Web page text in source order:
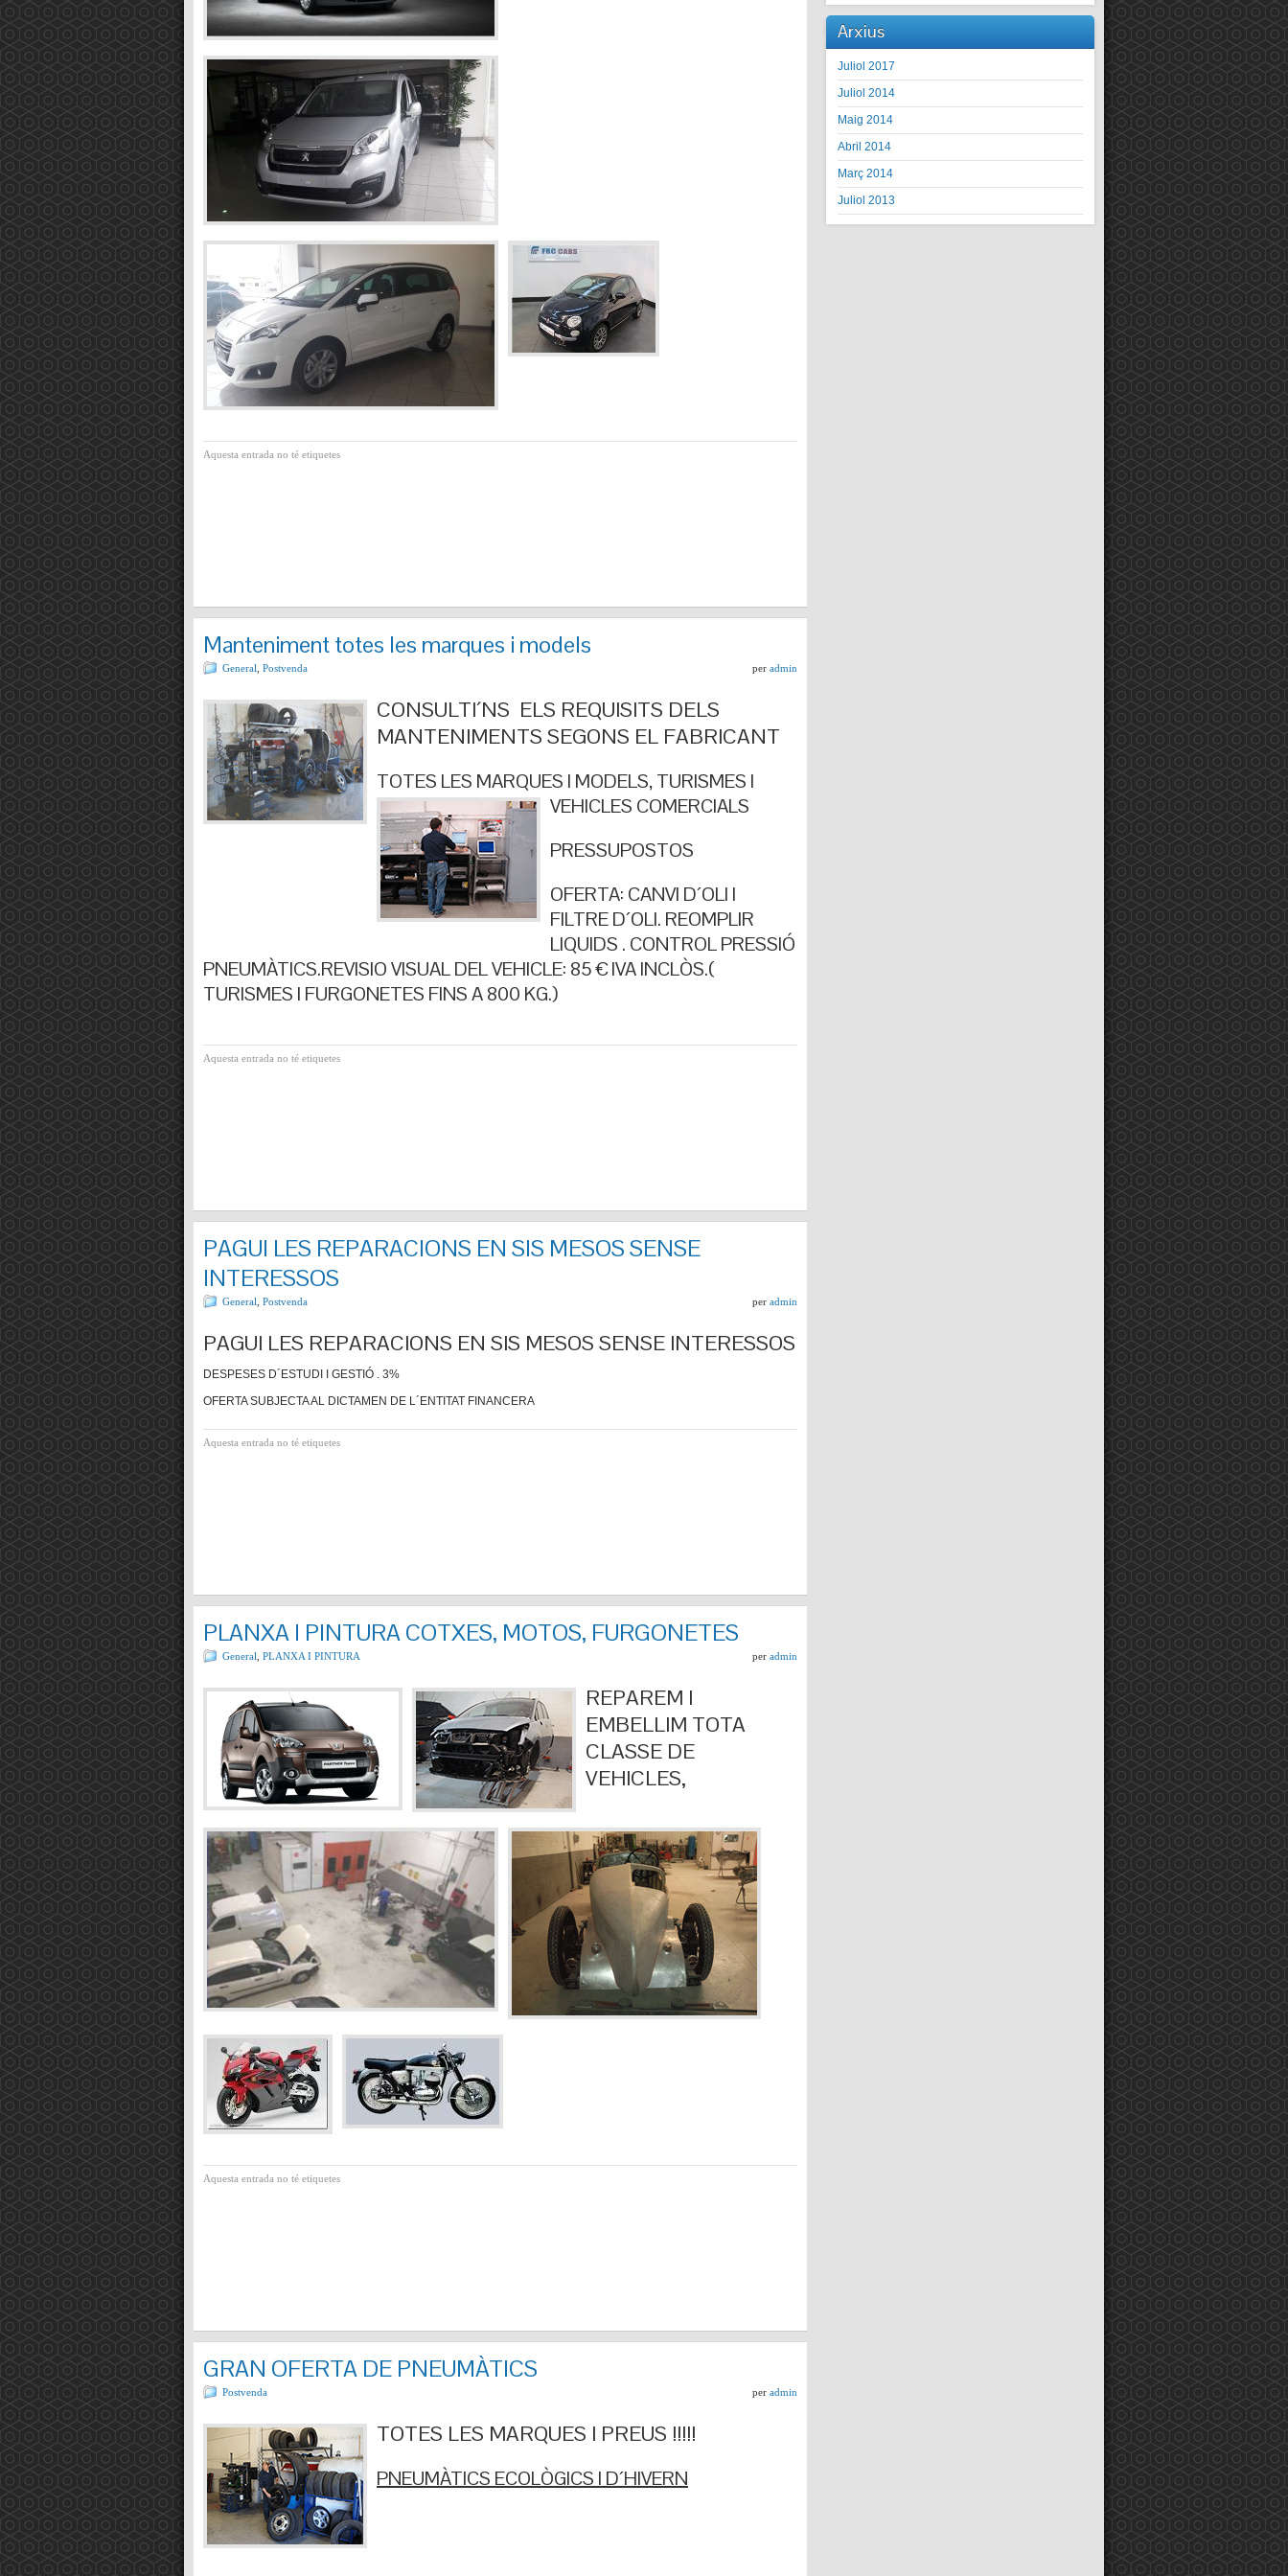
Aquesta entrada no té etiquetes
Manteniment totes les marques i models
General Postvenda per admin
CONSULTI´NS ELS REQUISITS DELS
MANTENIMENTS SEGONS EL FABRICANT
TOTES LES MARQUES I MODELS, TURISMES I
VEHICLES COMERCIALS
PRESSUPOSTOS
OFERTA: CANVI D´OLI I
FILTRE D´OLI. REOMPLIR
LIQUIDS . CONTROL PRESSIÓ
PNEUMÀTICS.REVISIO VISUAL DEL VEHICLE: 85 € IVA INCLÒS.(
TURISMES I FURGONETES FINS A 800 KG.)
Aquesta entrada no té etiquetes
PAGUI LES REPARACIONS EN SIS MESOS SENSE
INTERESSOS
General Postvenda per admin
PAGUI LES REPARACIONS EN SIS MESOS SENSE INTERESSOS
DESPESES D´ESTUDI I GESTIÓ . 3%
OFERTA SUBJECTA AL DICTAMEN DE L´ENTITAT FINANCERA
Aquesta entrada no té etiquetes
PLANXA I PINTURA COTXES, MOTOS, FURGONETES
General PLANXA I PINTURA per admin
REPAREM I
EMBELLIM TOTA
CLASSE DE
VEHICLES,
Aquesta entrada no té etiquetes
GRAN OFERTA DE PNEUMÀTICS
Postvenda per admin
TOTES LES MARQUES I PREUS !!!!!
PNEUMÀTICS ECOLÒGICS I D´HIVERN
Arxius
Juliol 2017
Juliol 2014
Maig 2014
Abril 2014
Març 2014
Juliol 2013